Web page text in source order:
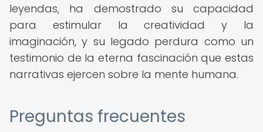
leyendas, ha demostrado su capacidad
para estimular la creatividad y la
imaginación, y su legado perdura como un
testimonio de la eterna fascinación que estas
narrativas ejercen sobre la mente humana.
Preguntas frecuentes